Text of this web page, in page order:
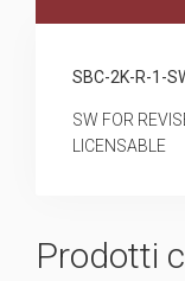
SBC-2K-R-1-
SW FOR
LICENSABLE
Prodotti